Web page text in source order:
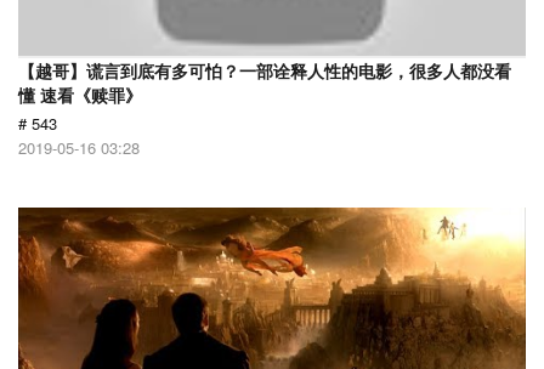
【越哥】谎言到底有多可怕？一部诠释人性的电影，很多人都没看
懂 速看《赎罪》
# 543
2019-05-16 03:28